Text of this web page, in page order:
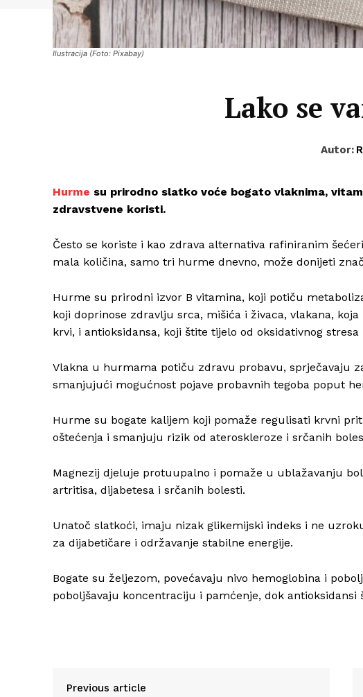
Ilustracija (Foto: Pixabay)
Lako se
Autor:
Hurme su prirodno slatko voće bogato vlaknima,
zdravstvene koristi.
Često se koriste i kao zdrava alternativa rafiniranim
mala količina, samo tri hurme dnevno, može donijeti
Hurme su prirodni izvor B vitamina, koji potiču
koji doprinose zdravlju srca, mišića i živaca, vlakana,
krvi, i antioksidansa, koji štite tijelo od oksidativnog
Vlakna u hurmama potiču zdravu probavu, sprječavaju
smanjujući mogućnost pojave probavnih tegoba poput
Hurme su bogate kalijem koji pomaže regulisati krvni
oštećenja i smanjuju rizik od ateroskleroze i srčanih
Magnezij djeluje protuupalno i pomaže u ublažavanju
artritisa, dijabetesa i srčanih bolesti.
Unatoč slatkoći, imaju nizak glikemijski indeks i ne
za dijabetičare i održavanje stabilne energije.
Bogate su željezom, povećavaju nivo hemoglobina i
poboljšavaju koncentraciju i pamćenje, dok antioksidansi
Previous article